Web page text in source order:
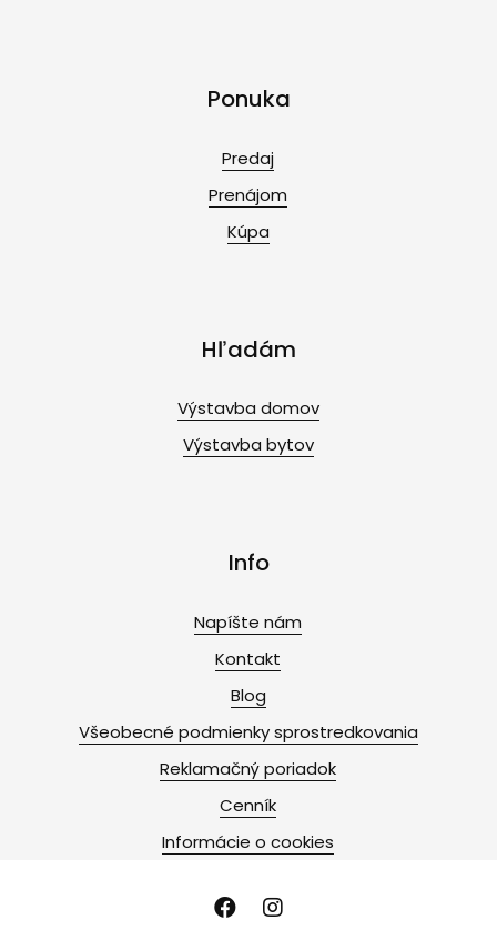
Ponuka
Predaj
Prenájom
Kúpa
Hľadám
Výstavba domov
Výstavba bytov
Info
Napíšte nám
Kontakt
Blog
Všeobecné podmienky sprostredkovania
Reklamačný poriadok
Cenník
Informácie o cookies